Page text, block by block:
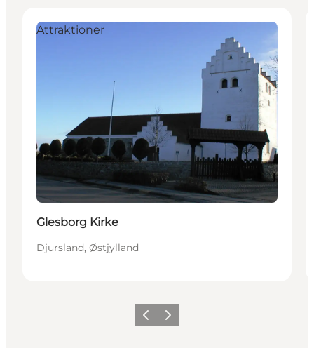
Attraktioner
Glesborg Kirke
Djursland, Østjylland
ForrigeNæste